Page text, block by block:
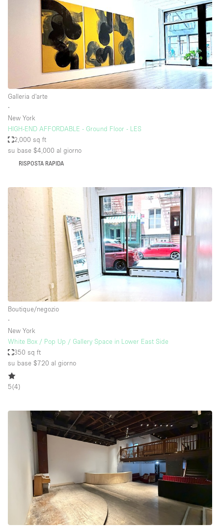
Galleria d'arte
∙
New York
HIGH-END AFFORDABLE - Ground Floor - LES
2,000 sq ft
su base $4,000 al giorno
RISPOSTA RAPIDA
Boutique/negozio
∙
New York
White Box / Pop Up / Gallery Space in Lower East Side
350 sq ft
su base $720 al giorno
5(4)